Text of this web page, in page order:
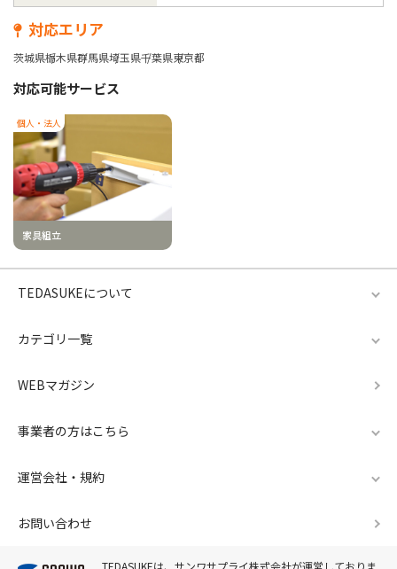
対応エリア
茨城県栃木県群馬県埼玉県千葉県東京都
対応可能サービス
個人・法人
家具組立
TEDASUKEについて
カテゴリ一覧
WEBマガジン
事業者の方はこちら
運営会社・規約
お問い合わせ
TEDASUKEは、サンワサプライ株式会社が運営しておりま